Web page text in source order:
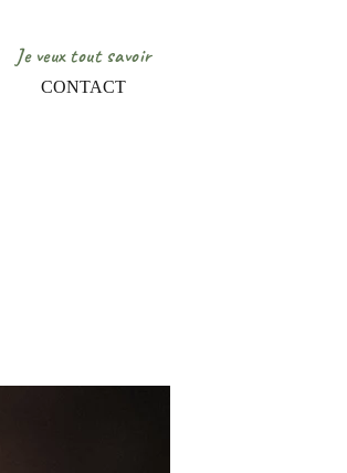
Je veux tout savoir
CONTACT